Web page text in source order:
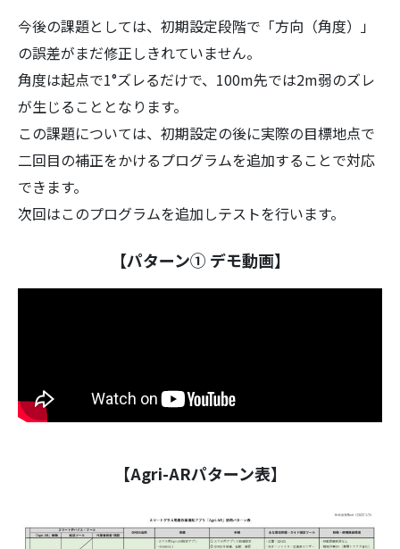
今後の課題としては、初期設定段階で「方向（角度）」
の誤差がまだ修正しきれていません。
角度は起点で1°ズレるだけで、100m先では2m弱のズレ
が生じることとなります。
この課題については、初期設定の後に実際の目標地点で
二回目の補正をかけるプログラムを追加することで対応
できます。
次回はこのプログラムを追加しテストを行います。
【パターン① デモ動画】
【Agri-ARパターン表】